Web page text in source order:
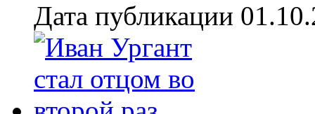
Дата публикации